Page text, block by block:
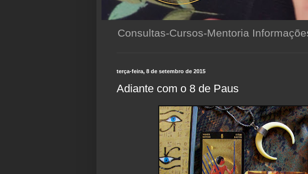
Consultas-Cursos-Mentoria
terça-feira, 8 de setembro de 2015
Adiante com o 8 de Paus